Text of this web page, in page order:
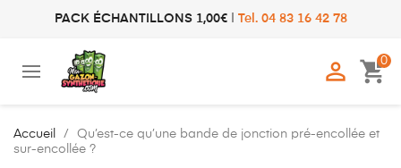
PACK ÉCHANTILLONS 1,00€| Tel. 04 83 16 42 78
 shopping_cart
0
Accueil
Qu’est-ce qu’une bande de jonction pré-encollée et
sur-encollée ?